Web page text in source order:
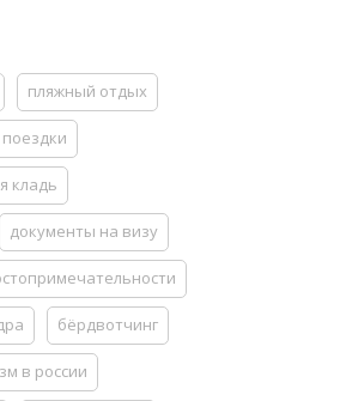
пляжный отдых
кладь
документы на визу
бёрдвотчинг
в россии